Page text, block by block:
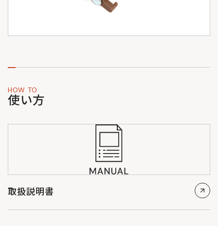
HOW TO
使い方
取扱説明書